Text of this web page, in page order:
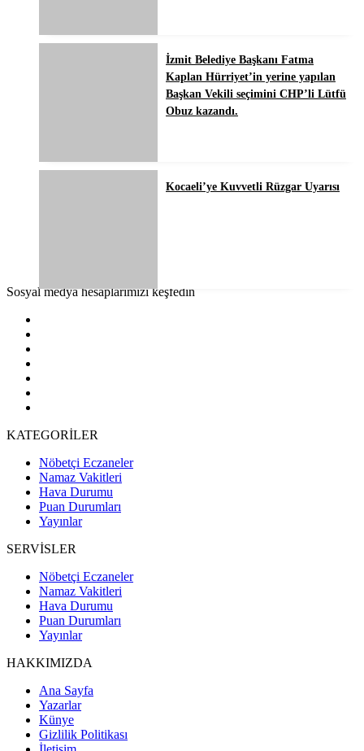
İzmit Belediye Başkanı Fatma
Kaplan Hürriyet’in yerine yapılan
Başkan Vekili seçimini CHP’li Lütfü
Obuz kazandı.
Kocaeli’ye Kuvvetli Rüzgar Uyarısı
Sosyal medya hesaplarımızı keşfedin
KATEGORİLER
Nöbetçi Eczaneler
Namaz Vakitleri
Hava Durumu
Puan Durumları
Yayınlar
SERVİSLER
Nöbetçi Eczaneler
Namaz Vakitleri
Hava Durumu
Puan Durumları
Yayınlar
HAKKIMIZDA
Ana Sayfa
Yazarlar
Künye
Gizlilik Politikası